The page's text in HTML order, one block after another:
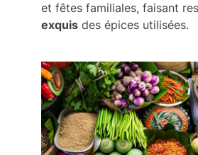
et fêtes familiales, faisant
exquisdes épices utilisées.